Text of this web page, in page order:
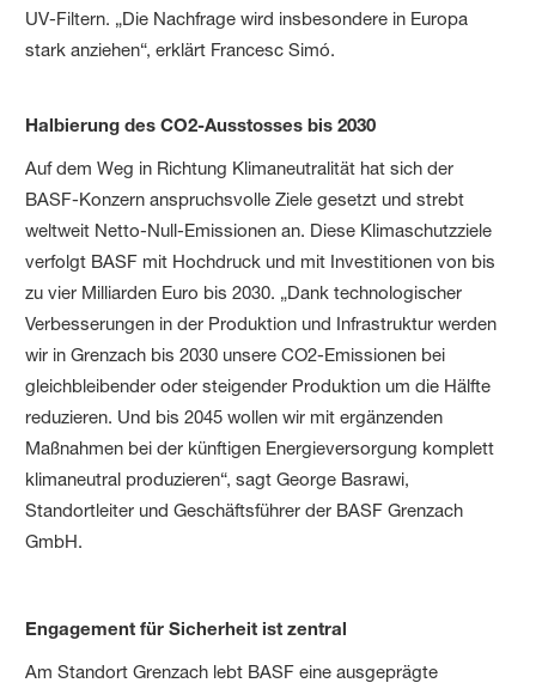
UV-Filtern. „Die Nachfrage wird insbesondere in Europa
stark anziehen“, erklärt Francesc Simó.
Halbierung des CO2-Ausstosses bis 2030
Auf dem Weg in Richtung Klimaneutralität hat sich der
BASF-Konzern anspruchsvolle Ziele gesetzt und strebt
weltweit Netto-Null-Emissionen an. Diese Klimaschutzziele
verfolgt BASF mit Hochdruck und mit Investitionen von bis
zu vier Milliarden Euro bis 2030. „Dank technologischer
Verbesserungen in der Produktion und Infrastruktur werden
wir in Grenzach bis 2030 unsere CO2-Emissionen bei
gleichbleibender oder steigender Produktion um die Hälfte
reduzieren. Und bis 2045 wollen wir mit ergänzenden
Maßnahmen bei der künftigen Energieversorgung komplett
klimaneutral produzieren“, sagt George Basrawi,
Standortleiter und Geschäftsführer der BASF Grenzach
GmbH.
Engagement für Sicherheit ist zentral
Am Standort Grenzach lebt BASF eine ausgeprägte